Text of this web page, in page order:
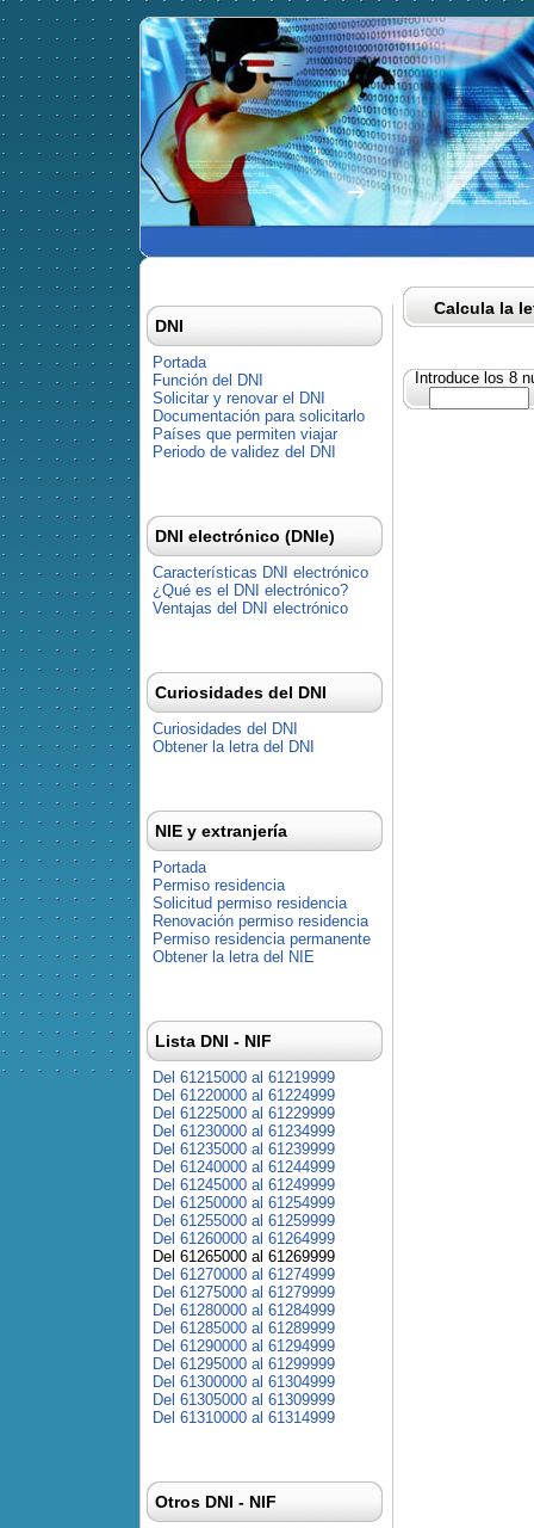
Calcula la
Introduce los 8
DNI
Portada
Función del DNI
Solicitar y renovar el DNI
Documentación para solicitarlo
Países que permiten viajar
Periodo de validez del DNI
DNI electrónico (DNIe)
Características DNI electrónico
¿Qué es el DNI electrónico?
Ventajas del DNI electrónico
Curiosidades del DNI
Curiosidades del DNI
Obtener la letra del DNI
NIE y extranjería
Portada
Permiso residencia
Solicitud permiso residencia
Renovación permiso residencia
Permiso residencia permanente
Obtener la letra del NIE
Lista DNI - NIF
Del 61215000 al 61219999
Del 61220000 al 61224999
Del 61225000 al 61229999
Del 61230000 al 61234999
Del 61235000 al 61239999
Del 61240000 al 61244999
Del 61245000 al 61249999
Del 61250000 al 61254999
Del 61255000 al 61259999
Del 61260000 al 61264999
Del 61265000 al 61269999
Del 61270000 al 61274999
Del 61275000 al 61279999
Del 61280000 al 61284999
Del 61285000 al 61289999
Del 61290000 al 61294999
Del 61295000 al 61299999
Del 61300000 al 61304999
Del 61305000 al 61309999
Del 61310000 al 61314999
Otros DNI - NIF